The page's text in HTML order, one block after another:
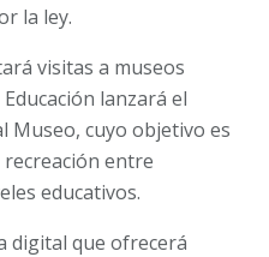
la ley.
visitas a museos
lanzará el
Museo, cuyo objetivo es
entre
educativos.
digital que ofrecerá